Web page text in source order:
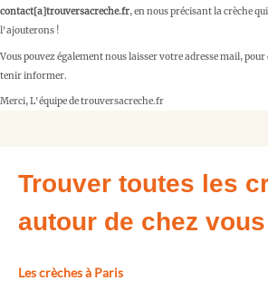
contact[a]trouversacreche.fr, en nous précisant la crèche
l'ajouterons !
Vous pouvez également nous laisser votre adresse mail, pour
tenir informer.
Merci, L'équipe de trouversacreche.fr
Trouver toutes les
autour de chez vous
Les crèches à Paris